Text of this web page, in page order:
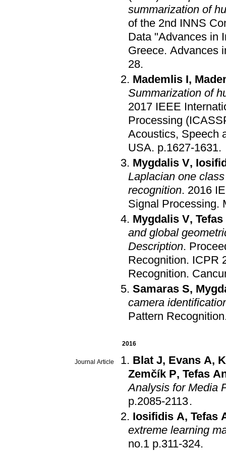
summarization of
of the 2nd INNS
Data "Advances in
Greece. Advances
28.
Mademlis I,
Summarization of
2017 IEEE
Processing
Acoustics, Speech
USA. p.1627-1631.
Mygdalis V,
Laplacian one
recognition. 2016
Signal Processing.
Mygdalis V,
and global
Description.
Recognition. ICPR
Recognition.
Samaras S,
camera
Pattern Recognition
2016
Journal Article Blat J, Evans A,
Zemčík P, Tefas
Analysis for Media
p.2085-2113.
Iosifidis A, Tefas
extreme learning
no.1 p.311-324.